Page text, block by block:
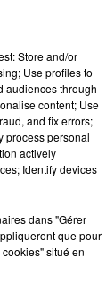
Store and/or
Use profiles to
audiences through
content; Use
and fix errors;
process personal
actively
Identify devices
dans "Gérer
que pour
situé en